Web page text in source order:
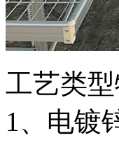
工艺类型
1、电镀